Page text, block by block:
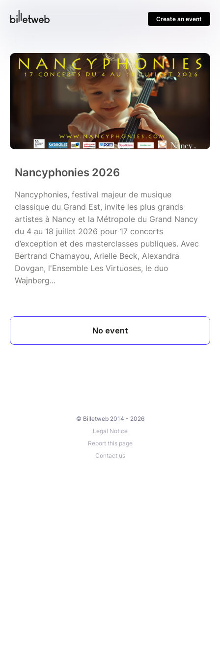
Create an event
Nancyphonies 2026
Nancyphonies, festival majeur de musique
classique du Grand Est, invite les plus grands
artistes à Nancy et la Métropole du Grand Nancy
du 4 au 18 juillet 2026 pour 17 concerts
d’exception et des masterclasses publiques. Avec
Bertrand Chamayou, Arielle Beck, Alexandra
Dovgan, l'Ensemble Les Virtuoses, le duo
Wajnberg...
© Billetweb 2014 - 2026
Legal Notice
Report this page
Contact us